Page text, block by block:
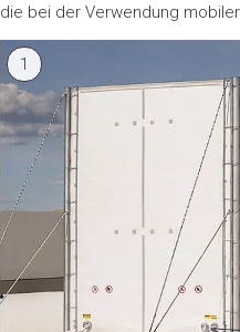
die bei der Verwendung
1